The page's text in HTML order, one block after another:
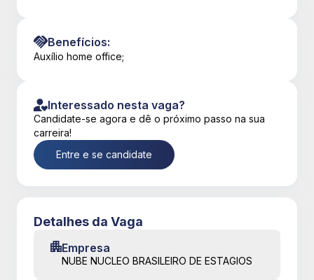
Benefícios:
Auxílio home office;
Interessado nesta vaga?
Candidate-se agora e dê o próximo passo na sua
carreira!
Entre e se candidate
Detalhes da Vaga
Empresa
NUBE NUCLEO BRASILEIRO DE ESTAGIOS